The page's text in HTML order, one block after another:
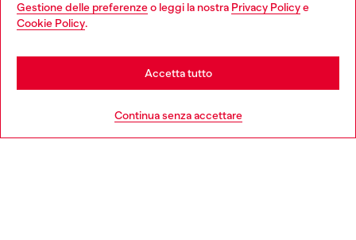
Gestione delle preferenzeo leggi la nostra Privacy Policye
Cookie Policy.
Continua senza accettare
Accetta tutto
You are currently browsing Italia website, but it seems you may
be based in United States